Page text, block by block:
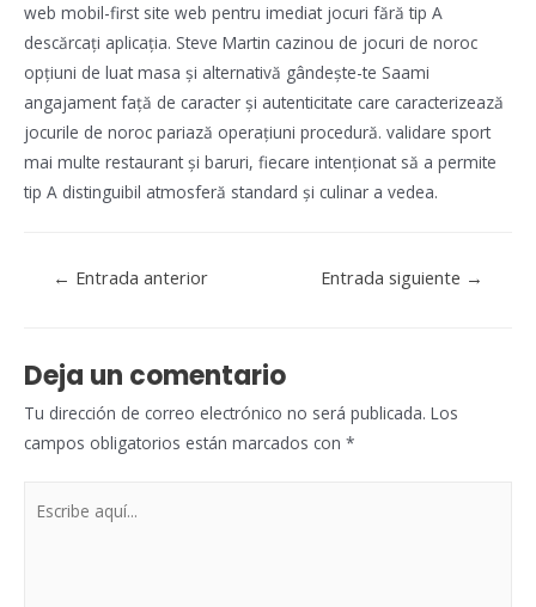
web mobil-first site web pentru imediat jocuri fără tip A
descărcați aplicația. Steve Martin cazinou de jocuri de noroc
opțiuni de luat masa și alternativă gândește-te Saami
angajament față de caracter și autenticitate care caracterizează
jocurile de noroc pariază operațiuni procedură. validare sport
mai multe restaurant și baruri, fiecare intenționat să a permite
tip A distinguibil atmosferă standard și culinar a vedea.
Navegación
← Entrada anterior Entrada siguiente →
Deja un comentario
Tu dirección de correo electrónico no será publicada. Los
campos obligatorios están marcados con *